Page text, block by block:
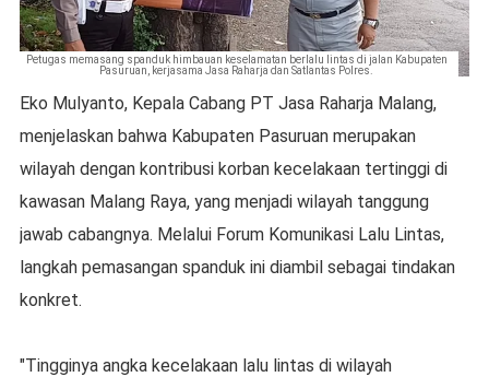
Petugas memasang spanduk himbauan keselamatan berlalu lintas di jalan Kabupaten
Pasuruan, kerjasama Jasa Raharja dan Satlantas Polres.
Eko Mulyanto, Kepala Cabang PT Jasa Raharja Malang,
menjelaskan bahwa Kabupaten Pasuruan merupakan
wilayah dengan kontribusi korban kecelakaan tertinggi di
kawasan Malang Raya, yang menjadi wilayah tanggung
jawab cabangnya. Melalui Forum Komunikasi Lalu Lintas,
langkah pemasangan spanduk ini diambil sebagai tindakan
konkret.
"Tingginya angka kecelakaan lalu lintas di wilayah